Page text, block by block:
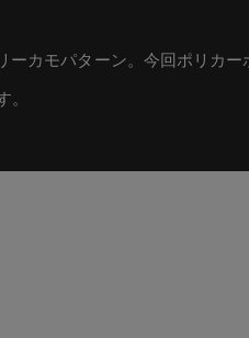
ーカモパターン。今回ポリカー